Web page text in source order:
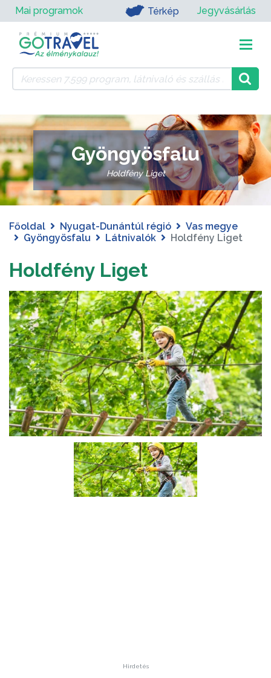
Mai programok Térkép Jegyvásárlás
Gyöngyösfalu
Holdfény Liget
Főoldal Nyugat-Dunántúl régió
Vas megye
Gyöngyösfalu
Látnivalók Holdfény Liget
Holdfény Liget
Hirdetés